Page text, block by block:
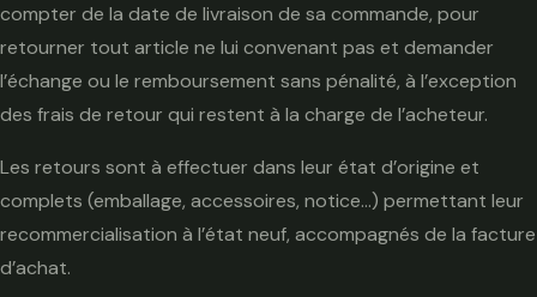
compter de la date de livraison de sa commande, pour
retourner tout article ne lui convenant pas et demander
l’échange ou le remboursement sans pénalité, à l’exception
des frais de retour qui restent à la charge de l’acheteur.
Les retours sont à effectuer dans leur état d’origine et
complets (emballage, accessoires, notice…) permettant leur
recommercialisation à l’état neuf, accompagnés de la facture
d’achat.